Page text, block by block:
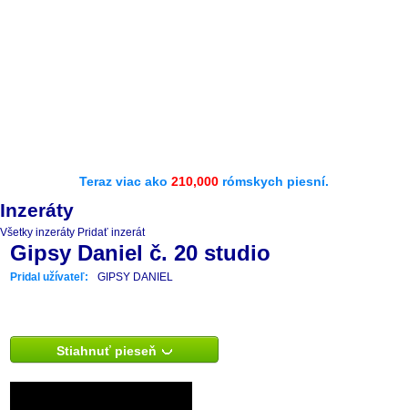
Teraz viac ako 210,000 rómskych piesní.
Inzeráty
Všetky inzeráty Pridať inzerát
Gipsy Daniel č. 20 studio
Pridal užívateľ: GIPSY DANIEL
Stiahnuť pieseň